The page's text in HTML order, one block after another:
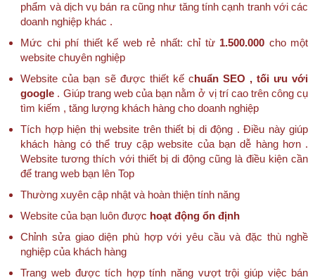
phẩm và dịch vụ bán ra cũng như tăng tính cạnh tranh với các
doanh nghiệp khác .
Mức chi phí thiết kế web rẻ nhất: chỉ từ 1.500.000 cho một
website chuyên nghiệp
Website của bạn sẽ được thiết kế chuẩn SEO , tối ưu với
google . Giúp trang web của bạn nằm ở vị trí cao trên công cụ
tìm kiếm , tăng lượng khách hàng cho doanh nghiệp
Tích hợp hiện thị website trên thiết bị di động . Điều này giúp
khách hàng có thể truy cập website của bạn dễ hàng hơn .
Website tương thích với thiết bị di động cũng là điều kiện cần
để trang web bạn lên Top
Thường xuyên cập nhật và hoàn thiện tính năng
Website của bạn luôn được hoạt động ổn định
Chỉnh sửa giao diện phù hợp với yêu cầu và đặc thù nghề
nghiệp của khách hàng
Trang web được tích hợp tính năng vượt trội giúp việc bán